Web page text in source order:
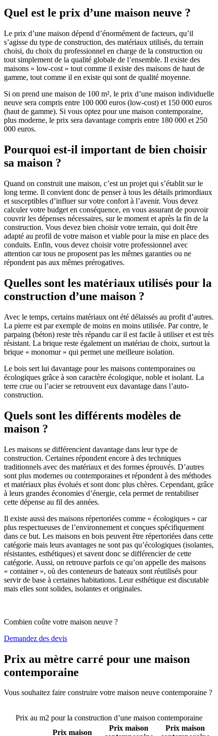
Quel est le prix d’une maison neuve ?
Le prix d’une maison dépend d’énormément de facteurs, qu’il
s’agisse du type de construction, des matériaux utilisés, du terrain
choisi, du choix du professionnel en charge de la construction ou
tout simplement de la qualité globale de l’ensemble. Il existe des
maisons « low-cost » tout comme il existe des maisons de haut de
gamme, tout comme il en existe qui sont de qualité moyenne.
Si on prend une maison de 100 m², le prix d’une maison individuelle
neuve sera compris entre 100 000 euros (low-cost) et 150 000 euros
(haut de gamme). Si vous optez pour une maison contemporaine,
plus moderne, le prix sera davantage compris entre 180 000 et 250
000 euros.
Pourquoi est-il important de bien choisir
sa maison ?
Quand on construit une maison, c’est un projet qui s’établit sur le
long terme. Il convient donc de penser à tous les détails primordiaux
et susceptibles d’influer sur votre confort à l’avenir. Vous devez
calculer votre budget en conséquence, en vous assurant de pouvoir
couvrir les dépenses nécessaires, sur le moment et après la fin de la
construction. Vous devez bien choisir votre terrain, qui doit être
adapté au profil de votre maison et viable pour la mise en place des
conduits. Enfin, vous devez choisir votre professionnel avec
attention car tous ne proposent pas les mêmes garanties ou ne
répondent pas aux mêmes prérogatives.
Quelles sont les matériaux utilisés pour la
construction d’une maison ?
Avec le temps, certains matériaux ont été délaissés au profit d’autres.
La pierre est par exemple de moins en moins utilisée. Par contre, le
parpaing (béton) reste très répandu car il est facile à utiliser et est très
résistant. La brique reste également un matériau de choix, surtout la
brique « monomur » qui permet une meilleure isolation.
Le bois sert lui davantage pour les maisons contemporaines ou
écologiques grâce à son caractère écologique, noble et isolant. La
terre crue ou l’acier se retrouvent eux davantage dans l’auto-
construction.
Quels sont les différents modèles de
maison ?
Les maisons se différencient davantage dans leur type de
construction. Certaines répondent encore à des techniques
traditionnels avec des matériaux et des formes éprouvés. D’autres
sont plus modernes ou contemporaines et répondent à des méthodes
et matériaux plus évolués et sont donc plus chères. Cependant, grâce
à leurs grandes économies d’énergie, cela permet de rentabiliser
cette dépense au fil des années.
Il existe aussi des maisons répertoriées comme « écologiques » car
plus respectueuses de l’environnement et conçues spécifiquement
dans ce but. Les maisons en bois peuvent être répertoriées dans cette
catégorie mais leurs avantages ne sont pas qu’écologiques (isolantes,
résistantes, esthétiques) et savent donc se différencier de cette
catégorie. Aussi, on retrouve parfois ce qu’on appelle des maisons
« container », où des conteneurs de bateaux sont réutilisés pour
servir de base à certaines habitations. Leur esthétique est discutable
mais elles sont solides, isolantes et originales.
Combien coûte votre maison neuve ?
Demandez des devis
Prix au mètre carré pour une maison
contemporaine
Vous souhaitez faire construire votre maison neuve contemporaine ?
Prix au m2 pour la construction d’une maison contemporaine
Prix maison
Prix maison
Prix maison